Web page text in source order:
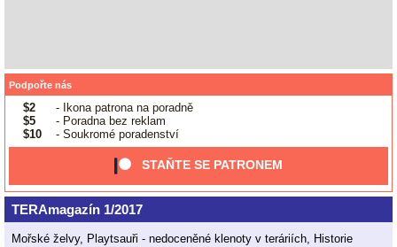
Podpořte nás
$2
- Ikona patrona na poradně
$5
- Poradna bez reklam
$10
- Soukromé poradenství
STAŇTE SE PATRONEM
TERAmagazín 1/2017
Mořské želvy, Playtsauři - nedoceněné klenoty v teráriích, Historie